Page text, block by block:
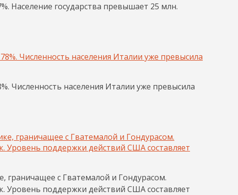
Население государства превышает 25 млн.
Численность населения Италии уже превысила
граничащее с Гватемалой и Гондурасом.
Уровень поддержки действий США составляет